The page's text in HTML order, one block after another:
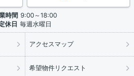
時間 9:00～18:00
休日 毎週水曜日
アクセスマップ
希望物件リクエスト